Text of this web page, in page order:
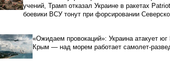
учений, Трамп отказал Украине в ракетах Patriot,
боевики ВСУ тонут при форсировании
«Ожидаем провокаций»: Украина атакует юг
Крым — над морем работает самолет-